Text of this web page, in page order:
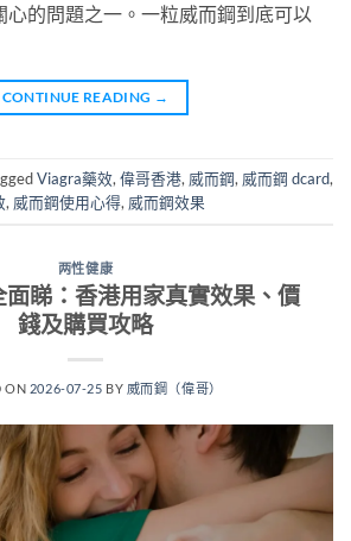
心的問題之一。一粒威而鋼到底可以
CONTINUE READING →
Viagra藥效,偉哥香港, 威而鋼, 威而鋼 dcard,
, 威而鋼使用心得, 威而鋼效果
两性健康
面睇：香港用家真實效果、價
錢及購買攻略
ON 2026-07-25 BY 威而鋼（偉哥）